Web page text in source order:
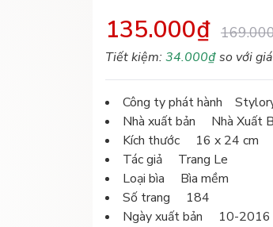
135.000₫
Tiết kiệm:34.000₫so với
Công ty phát hành
Nhà xuất bản Nhà Xuất
Kích thước 16 x 24 cm
Tác giả Trang Le
Loại bìa Bìa mềm
Số trang 184
Ngày xuất bản 10-2016